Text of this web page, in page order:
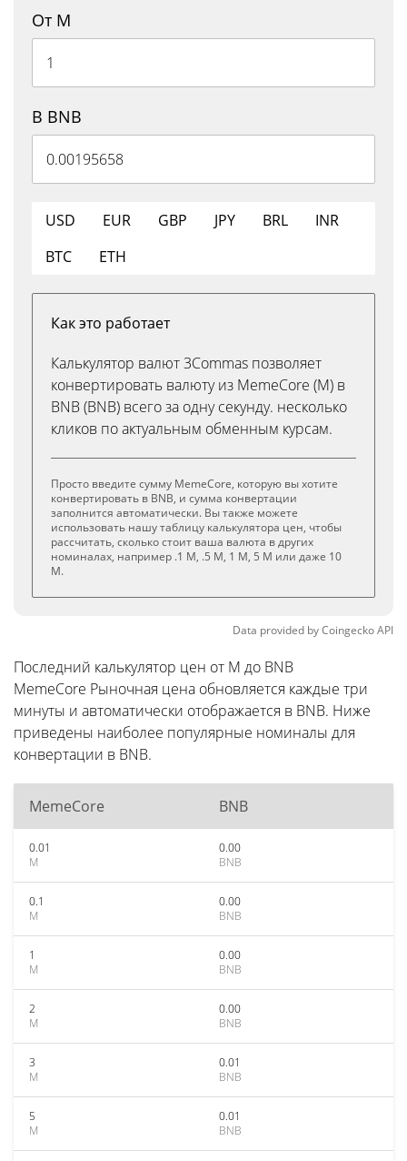
От M
В BNB
USD EUR GBP JPY BRL
INR
BTC
ETH
Как это работает
Калькулятор валют 3Commas позволяет
конвертировать валюту из MemeCore (M) в
BNB (BNB) всего за одну секунду. несколько
кликов по актуальным обменным курсам.
Просто введите сумму MemeCore, которую вы хотите
конвертировать в BNB, и сумма конвертации
заполнится автоматически. Вы также можете
использовать нашу таблицу калькулятора цен, чтобы
рассчитать, сколько стоит ваша валюта в других
номиналах, например .1 M, .5 M, 1 M, 5 M или даже 10
M.
Data provided byCoingeckoAPI
Последний калькулятор цен от M до BNB
MemeCore Рыночная цена обновляется каждые три
минуты и автоматически отображается в BNB. Ниже
приведены наиболее популярные номиналы для
конвертации в BNB.
MemeCore BNB
0.01
M
0.00
BNB
0.1
M
0.00
BNB
1
M
0.00
BNB
2
M
0.00
BNB
3
M
0.01
BNB
5
M
0.01
BNB